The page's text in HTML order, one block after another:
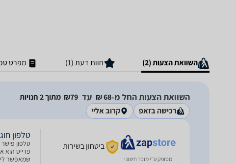
השוואת הצעות (2) חוות דעת (1) מפרט
השוואת הצעות החל מ-68‏ ₪ עד 79‏₪
מתוך 2 חנויות
רכישה בזאפ
קרוב אליי
מסופק ע״י מוכר חיצוני
ביטחון בשירות
טלפון
פרייס הוא
שמאפשר